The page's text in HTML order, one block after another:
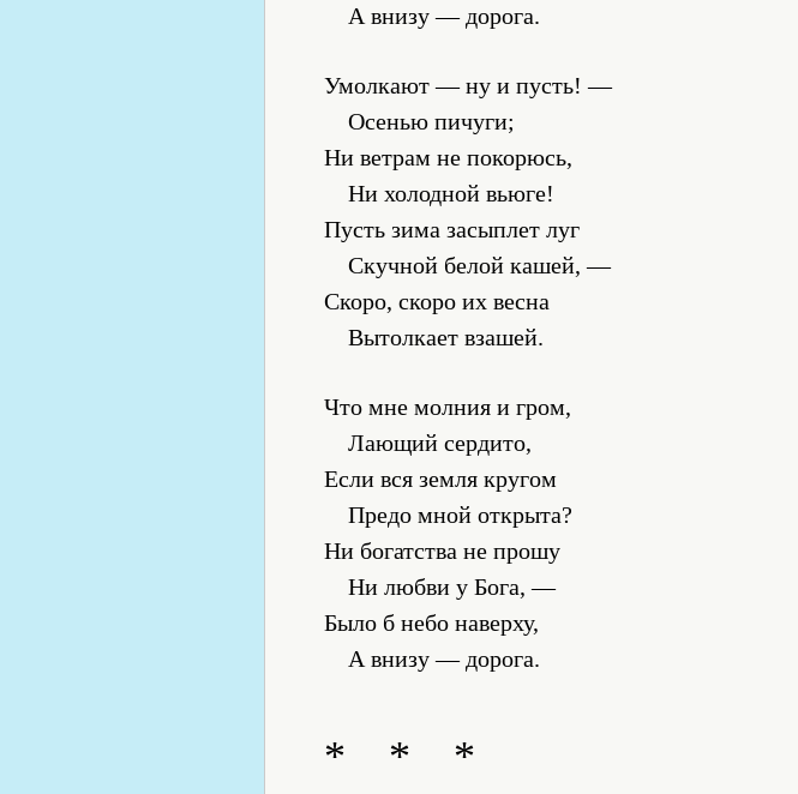
А внизу — дорога.
Умолкают — ну и пусть! —
Осенью пичуги;
Ни ветрам не покорюсь,
Ни холодной вьюге!
Пусть зима засыплет луг
Скучной белой кашей, —
Скоро, скоро их весна
Вытолкает взашей.
Что мне молния и гром,
Лающий сердито,
Если вся земля кругом
Предо мной открыта?
Ни богатства не прошу
Ни любви у Бога, —
Было б небо наверху,
А внизу — дорога.
***